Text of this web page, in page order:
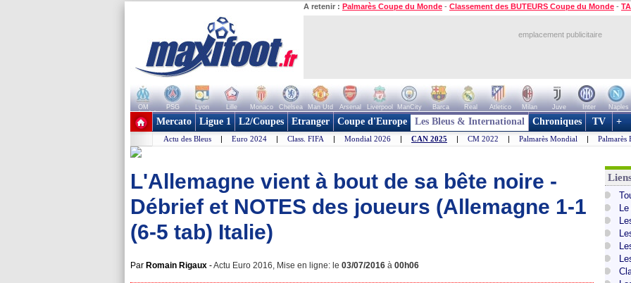
A retenir : Palmarès Coupe du Monde - Classement des BUTEURS Coupe du Monde -
emplacement publicitaire
OM PSG Lyon Lille Monaco Chelsea Man Utd Arsenal Liverpool ManCity Barca Real Atletico Milan Juve Inter Naples
+ de clubs
Mercato Ligue 1 L2/Coupes Etranger Coupe d'Europe Les Bleus & International Chroniques TV +
Actu des Bleus | Euro 2024 | Class. FIFA | Mondial 2026 | CAN 2025 | CM 2022 | Palmarès Mondial | Palmarès
L'Allemagne vient à bout de sa bête noire -
Débrief et NOTES des joueurs (Allemagne 1-1
(6-5 tab) Italie)
Par Romain Rigaux -Actu Euro 2016, Mise en ligne: le 03/07/2016 à 00h06